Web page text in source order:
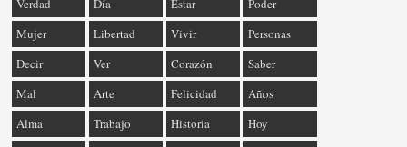
Verdad
Día Estar
Poder
Mujer
Libertad Vivir
Personas
Decir
Ver Corazón
Saber
Mal
Arte Felicidad
Años
Alma
Trabajo Historia
Hoy